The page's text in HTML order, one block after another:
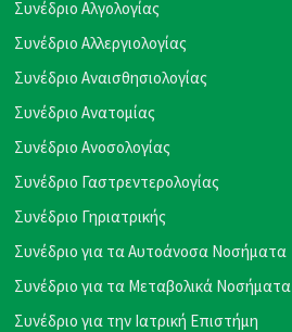
Συνέδριο Αλγολογίας
Συνέδριο Αλλεργιολογίας
Συνέδριο Αναισθησιολογίας
Συνέδριο Ανατομίας
Συνέδριο Ανοσολογίας
Συνέδριο Γαστρεντερολογίας
Συνέδριο Γηριατρικής
Συνέδριο για τα Αυτοάνοσα Νοσήματα
Συνέδριο για τα Μεταβολικά Νοσήματα
Συνέδριο για την Ιατρική Επιστήμη